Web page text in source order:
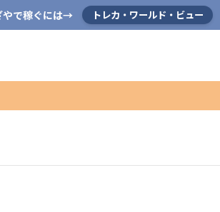
やで稼ぐには→ トレカ・ワールド・ビュー